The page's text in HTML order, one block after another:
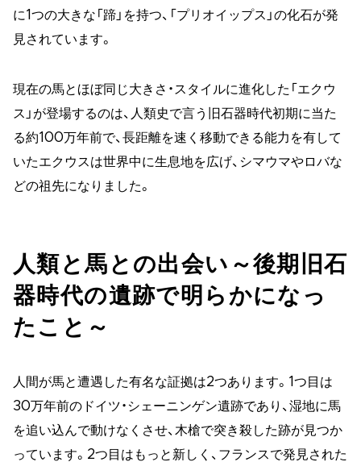
に1つの大きな「蹄」を持つ、「プリオイップス」の化石が発
見されています。
現在の馬とほぼ同じ大きさ・スタイルに進化した「エクウ
ス」が登場するのは、人類史で言う旧石器時代初期に当た
る約100万年前で、長距離を速く移動できる能力を有して
いたエクウスは世界中に生息地を広げ、シマウマやロバな
どの祖先になりました。
人類と馬との出会い～後期旧石
器時代の遺跡で明らかになっ
たこと～
人間が馬と遭遇した有名な証拠は2つあります。1つ目は
30万年前のドイツ・シェーニンゲン遺跡であり、湿地に馬
を追い込んで動けなくさせ、木槍で突き殺した跡が見つか
っています。2つ目はもっと新しく、フランスで発見された